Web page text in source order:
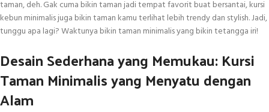
taman, deh. Gak cuma bikin taman jadi tempat favorit buat bersantai, kursi
kebun minimalis juga bikin taman kamu terlihat lebih trendy dan stylish. Jadi,
tunggu apa lagi? Waktunya bikin taman minimalis yang bikin tetangga iri!
Desain Sederhana yang Memukau: Kursi
Taman Minimalis yang Menyatu dengan
Alam